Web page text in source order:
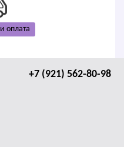
оплата
+7 (921) 562-80-98